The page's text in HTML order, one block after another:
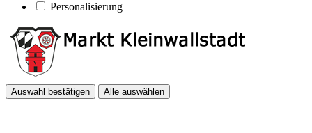
Personalisierung
Auswahl bestätigen Alle auswählen